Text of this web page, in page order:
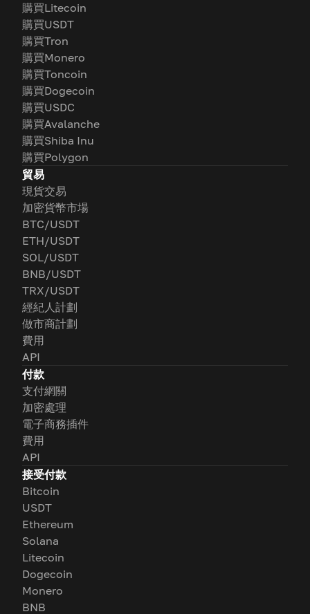
購買Litecoin
購買USDT
購買Tron
購買Monero
購買Toncoin
購買Dogecoin
購買USDC
購買Avalanche
購買Shiba Inu
購買Polygon
貿易
現貨交易
加密貨幣市場
BTC/USDT
ETH/USDT
SOL/USDT
BNB/USDT
TRX/USDT
經紀人計劃
做市商計劃
費用
API
付款
支付網關
加密處理
電子商務插件
費用
API
接受付款
Bitcoin
USDT
Ethereum
Solana
Litecoin
Dogecoin
Monero
BNB